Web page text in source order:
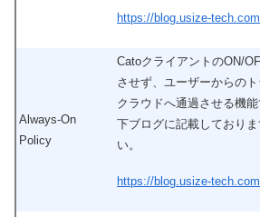
https://blog.usize-
Always-On
Policy
CatoクライアントのON/
させず、ユーザーからの
クラウドへ通過させる機
下ブログに記載しており
い。
https://blog.usize-